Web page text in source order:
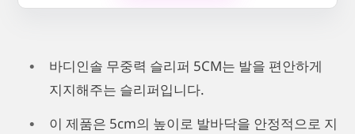
바디인솔 무중력 슬리퍼 5CM는 발을 편안하게
지지해주는 슬리퍼입니다.
이 제품은 5cm의 높이로 발바닥을 안정적으로 지